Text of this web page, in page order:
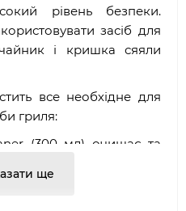
рівень безпеки.
засіб для
і кришка сяяли
все необхідне для
гриля:
(300 мл) очищає та
поверхні
Cleaner (300 мл)
ще